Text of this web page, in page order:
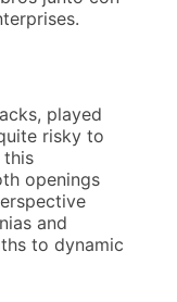
played
risky to
this
openings
and
to dynamic